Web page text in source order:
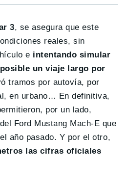
3, se asegura que este
reales, sin
e intentando simular
un viaje largo por
tramos por autovía, por
en urbano… En definitiva,
por un lado,
Ford Mustang Mach-E que
año pasado. Y por el otro,
las cifras oficiales